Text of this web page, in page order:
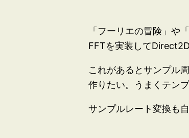
「フーリエの冒険」や
FFTを実装して
これがあるとサンプル
作りたい。うまくテン
サンプルレート変換も